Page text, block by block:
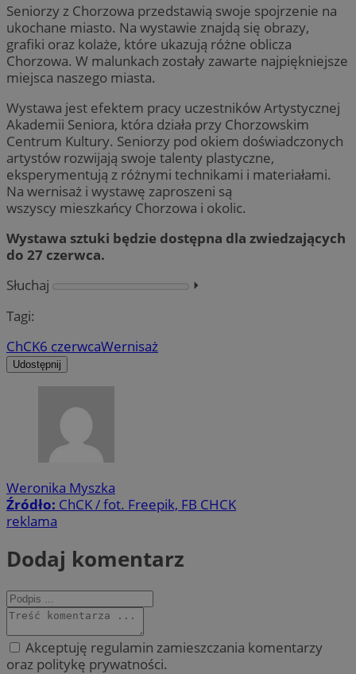
Seniorzy z Chorzowa przedstawią swoje spojrzenie na
ukochane miasto. Na wystawie znajdą się obrazy,
grafiki oraz kolaże, które ukazują różne oblicza
Chorzowa. W malunkach zostały zawarte najpiękniejsze
miejsca naszego miasta.
Wystawa jest efektem pracy uczestników Artystycznej
Akademii Seniora, która działa przy Chorzowskim
Centrum Kultury. Seniorzy pod okiem doświadczonych
artystów rozwijają swoje talenty plastyczne,
eksperymentują z różnymi technikami i materiałami.
Na wernisaż i wystawę zaproszeni są
wszyscy mieszkańcy Chorzowa i okolic.
Wystawa sztuki będzie dostępna dla zwiedzających
do 27 czerwca.
Słuchaj
⏵︎
Tagi:
ChCK6 czerwcaWernisaż
Udostępnij
Weronika Myszka
Źródło: ChCK / fot. Freepik, FB CHCK
reklama
Dodaj komentarz
Akceptuję regulamin zamieszczania komentarzy
oraz politykę prywatności.